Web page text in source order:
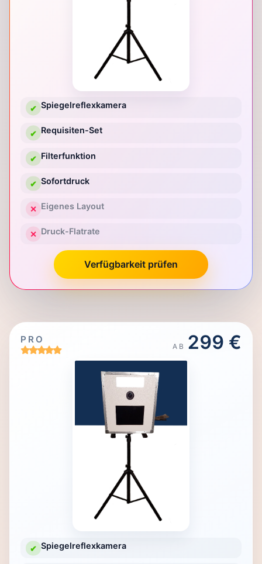
✔ Spiegelreflexkamera
✔ Requisiten-Set
✔ Filterfunktion
✔ Sofortdruck
✕ Eigenes Layout
✕ Druck-Flatrate
Verfügbarkeit prüfen
PRO
AB 299 €
✔ Spiegelreflexkamera